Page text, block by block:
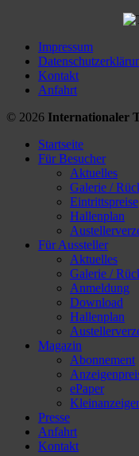
Impressum
Kontakt
Anfahrt
© 2026 Internationaler
Startseite
Für Besucher
Aktuelles
Galerie /
Eintrittspreise
Hallenplan
Für Aussteller
Aktuelles
Galerie /
Anmeldung
Download
Hallenplan
Magazin
Abonnement
ePaper
Presse
Anfahrt
Kontakt